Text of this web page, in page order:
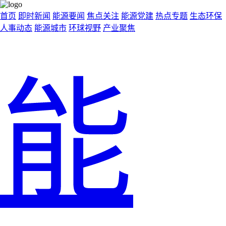
首页 即时新闻 能源要闻 焦点关注 能源党建 热点专题 生态环保
人事动态 能源城市 环球视野 产业聚焦
能